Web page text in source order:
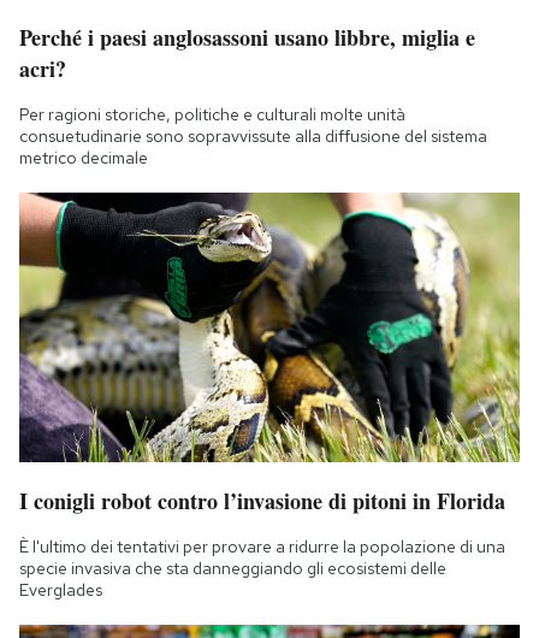
Perché i paesi anglosassoni usano libbre, miglia e
acri?
Per ragioni storiche, politiche e culturali molte unità
consuetudinarie sono sopravvissute alla diffusione del sistema
metrico decimale
I conigli robot contro l’invasione di pitoni in Florida
È l'ultimo dei tentativi per provare a ridurre la popolazione di una
specie invasiva che sta danneggiando gli ecosistemi delle
Everglades